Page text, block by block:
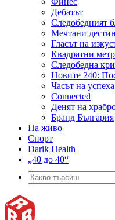
Дебатът
Следобедният
Мечтани
Гласът на
Квадратни
Следобедна
Новите 240:
Часът на успеха
Connected
Денят на
Бранд България
На живо
Спорт
Darik Health
„40 до 40“